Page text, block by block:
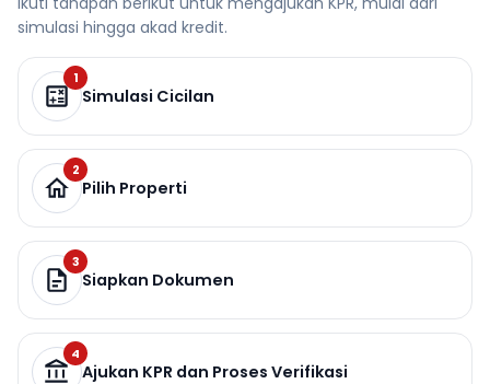
simulasi hingga akad kredit.
1
Simulasi Cicilan
2
Pilih Properti
3
Siapkan Dokumen
4
Ajukan KPR dan Proses Verifikasi